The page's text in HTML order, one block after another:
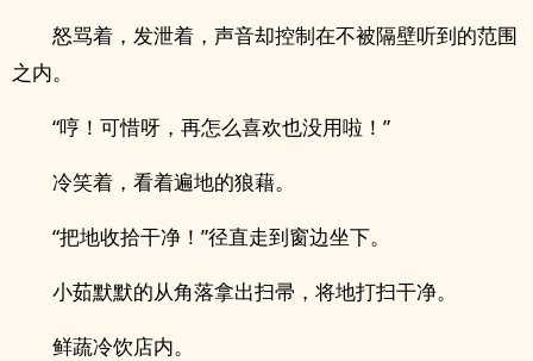
怒骂着，发泄着，声音却控制在不被隔壁听到的范围
之内。
“哼！可惜呀，再怎么喜欢也没用啦！”
冷笑着，看着遍地的狼藉。
“把地收拾干净！”径直走到窗边坐下。
小茹默默的从角落拿出扫帚，将地打扫干净。
鲜蔬冷饮店内。